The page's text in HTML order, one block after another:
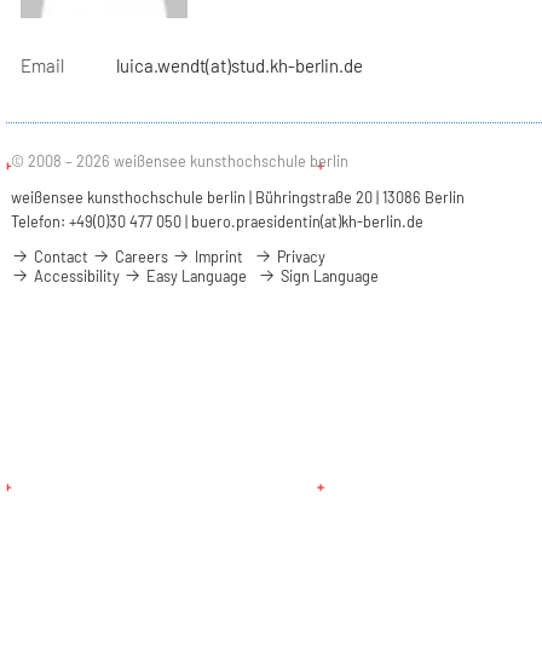
Email luica.wendt(at)stud.kh-berlin.de
© 2008 – 2026 weißensee kunsthochschule berlin
weißensee kunsthochschule berlin | Bühringstraße 20 | 13086 Berlin
Telefon: +49(0)30 477 050 | buero.praesidentin(at)kh-berlin.de
Contact
Careers Imprint
Privacy
Accessibility
Easy Language Sign Language